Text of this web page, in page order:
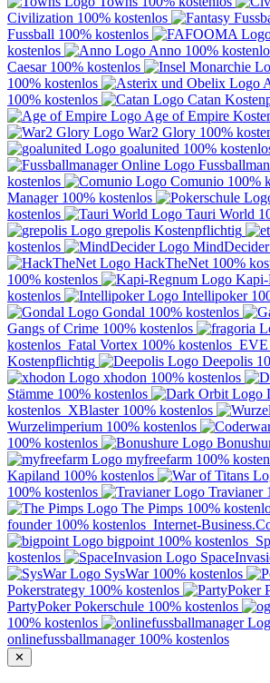
Civilization 100% kostenlos
Fussball 100% kostenlos
kostenlos
Anno 100%
Caesar 100% kostenlos
100% kostenlos
100% kostenlos
Catan
Age of Empire
War2 Glory 100%
goalunited 100%
kostenlos
Comunio 100%
Manager 100% kostenlos
kostenlos
Tauri World
grepolis Kostenpflichtig
kostenlos
MindDecider
HackTheNet 100%
100% kostenlos
Kapi-
kostenlos
Intellipoker
Gondal 100% kostenlos
Gangs of Crime 100% kostenlos
kostenlos Fatal Vortex 100% kostenlos EVE
Kostenpflichtig
Deepolis
xhodon 100% kostenlos
Stämme 100% kostenlos
kostenlos XBlaster 100% kostenlos
Wurzelimperium 100% kostenlos
100% kostenlos
myfreefarm 100%
Kapiland 100% kostenlos
100% kostenlos
Travianer
The Pimps 100%
founder 100% kostenlos Internet-
bigpoint 100% kostenlos
kostenlos
SysWar 100% kostenlos
Pokerstrategy 100% kostenlos
PartyPoker Pokerschule 100% kostenlos
100% kostenlos
onlinefussballmanager 100% kostenlos
✕